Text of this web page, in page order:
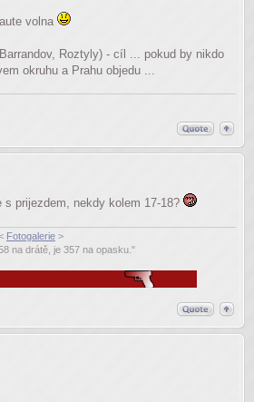
volna
Roztyly) - cíl ... pokud by nikdo
okruhu a Prahu objedu ...
s prijezdem, nekdy kolem 17-18?
Fotogalerie >
na drátě, je 357 na opasku."